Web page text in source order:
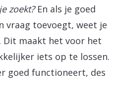
zoekt?En als je goed
vraag toevoegt, weet je
Dit maakt het voor het
iets op te lossen.
goed functioneert, des